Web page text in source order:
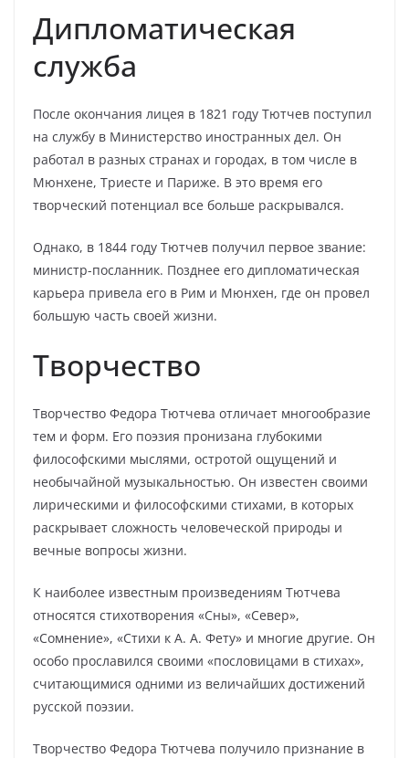
Дипломатическая
служба
После окончания лицея в 1821 году Тютчев поступил
на службу в Министерство иностранных дел. Он
работал в разных странах и городах, в том числе в
Мюнхене, Триесте и Париже. В это время его
творческий потенциал все больше раскрывался.
Однако, в 1844 году Тютчев получил первое звание:
министр-посланник. Позднее его дипломатическая
карьера привела его в Рим и Мюнхен, где он провел
большую часть своей жизни.
Творчество
Творчество Федора Тютчева отличает многообразие
тем и форм. Его поэзия пронизана глубокими
философскими мыслями, остротой ощущений и
необычайной музыкальностью. Он известен своими
лирическими и философскими стихами, в которых
раскрывает сложность человеческой природы и
вечные вопросы жизни.
К наиболее известным произведениям Тютчева
относятся стихотворения «Сны», «Север»,
«Сомнение», «Стихи к А. А. Фету» и многие другие. Он
особо прославился своими «пословицами в стихах»,
считающимися одними из величайших достижений
русской поэзии.
Творчество Федора Тютчева получило признание в